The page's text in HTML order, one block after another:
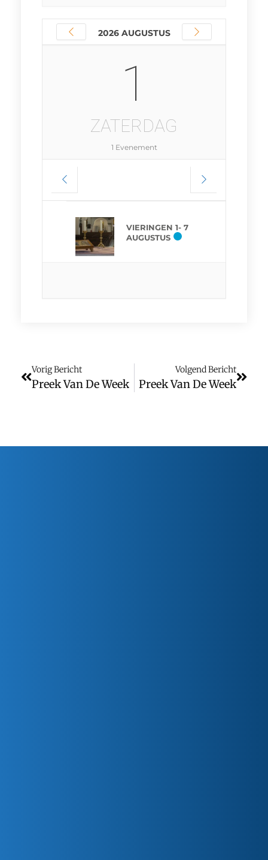
2026 AUGUSTUS
1
ZATERDAG
1 Evenement
VIERINGEN 1- 7
AUGUSTUS
Vorig Bericht
Preek Van De Week
Volgend Bericht
Preek Van De Week